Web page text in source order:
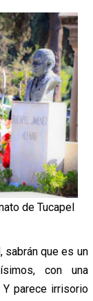
de Tucapel
sabrán que es un
con una
parece irrisorio